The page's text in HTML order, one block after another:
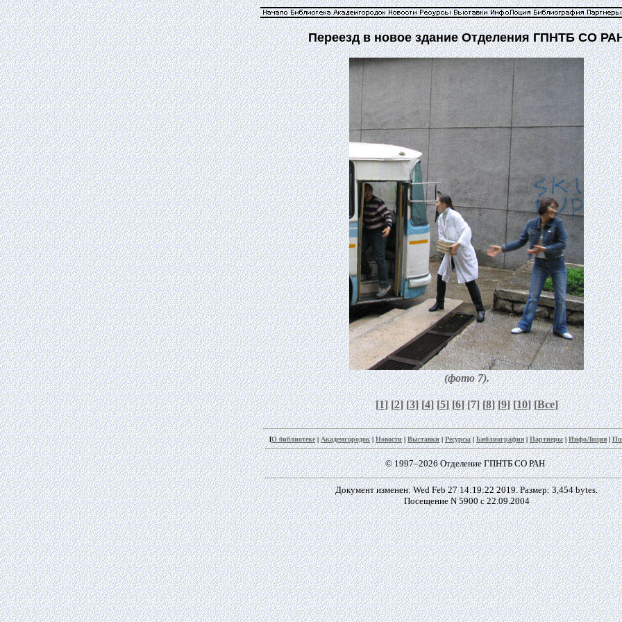
Переезд в новое здание Отделения ГПНТБ СО
(фото 7).
[1] [2] [3] [4] [5] [6] [7] [8] [9] [10] [Все]
[О библиотеке|Академгородок|Новости|Выставки|Ресурсы|Библиография|Партнеры|ИнфоЛоция|
© 1997–2026 Отделение ГПНТБ СО РАН
Документ изменен: Wed Feb 27 14:19:22 2019. Размер: 3,454 bytes.
Посещение N 5900 с 22.09.2004